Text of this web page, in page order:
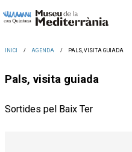
INICI AGENDA PALS, VISITA GUIADA
Pals, visita guiada
Sortides pel Baix Ter